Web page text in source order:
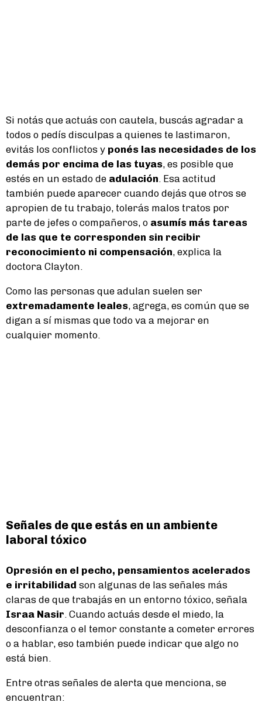
Si notás que actuás con cautela, buscás agradar a
todos o pedís disculpas a quienes te lastimaron,
evitás los conflictos y ponés las necesidades de los
demás por encima de las tuyas, es posible que
estés en un estado de adulación . Esa actitud
también puede aparecer cuando dejás que otros se
apropien de tu trabajo, tolerás malos tratos por
parte de jefes o compañeros, o asumís más tareas
de las que te corresponden sin recibir
reconocimiento ni compensación, explica la
doctora Clayton.
Como las personas que adulan suelen ser
extremadamente leales, agrega, es común que se
digan a sí mismas que todo va a mejorar en
cualquier momento.
Señales de que estás en un ambiente
laboral tóxico
Opresión en el pecho, pensamientos acelerados
e irritabilidad son algunas de las señales más
claras de que trabajás en un entorno tóxico, señala
Israa Nasir . Cuando actuás desde el miedo, la
desconfianza o el temor constante a cometer errores
o a hablar, eso también puede indicar que algo no
está bien.
Entre otras señales de alerta que menciona, se
encuentran: